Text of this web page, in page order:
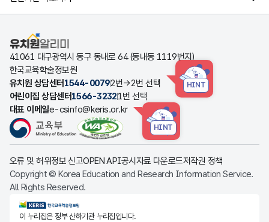
유치원알리미
41061 대구광역시 동구 동내로 64 (동내동 1119번지)
한국교육학술정보원
유치원 상담센터 1544-00792번→2번 선택 HINT
어린이집 상담센터1566-32321번 선택
대표 이메일e-csinfo@keris.or.kr
HINT
오류 및 허위정보 신고OPEN API공시자료 다운로드저작권 정책
Copyright © Korea Education and Research Information Service.
All Rights Reserved.
KERIS한국교육학술정보원
이 누리집은 정부 산하기관 누리집입니다.